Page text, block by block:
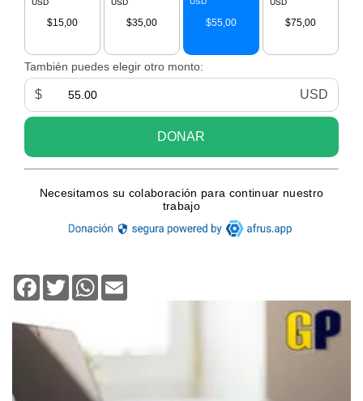
Facebook
TwitterWhatsApp